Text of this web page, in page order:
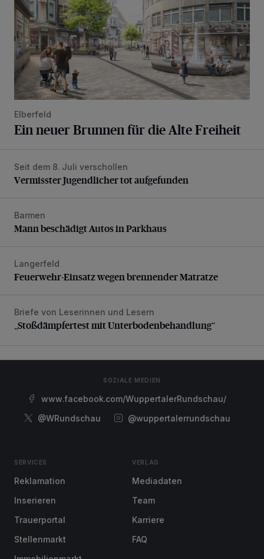
Elberfeld
Ein neuer Brunnen für die Alte Freiheit
Vermisster Jugendlicher tot aufgefunden
Seit dem 8. Juli verschollen
Vermisster Jugendlicher tot aufgefunden
Mann beschädigt Autos in Parkhaus
Barmen
Mann beschädigt Autos in Parkhaus
Feuerwehr-Einsatz wegen brennender Matratze
Langerfeld
Feuerwehr-Einsatz wegen brennender Matratze
„Stoßdämpfertest mit Unterbodenbehandlung“
Briefe von Leserinnen und Lesern
„Stoßdämpfertest mit Unterbodenbehandlung“
SOZIALE MEDIEN
www.facebook.com/WuppertalerRundschau/
@WRundschau
@wuppertalerrundschau
SERVICES
Reklamation
Inserieren
Trauerportal
Stellenmarkt
VERLAG
Mediadaten
Team
Karriere
FAQ